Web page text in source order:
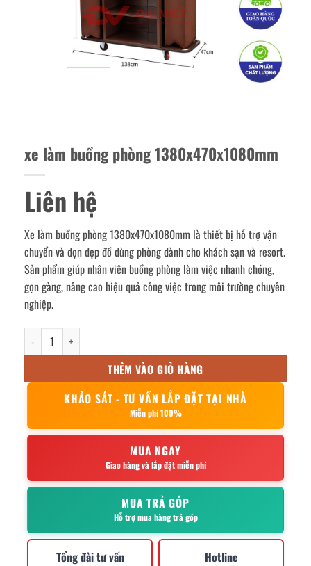
xe làm buồng phòng 1380x470x1080mm
Liên hệ
Xe làm buồng phòng 1380x470x1080mm là thiết bị hỗ trợ vận
chuyển và dọn dẹp đồ dùng phòng dành cho khách sạn và resort.
Sản phẩm giúp nhân viên buồng phòng làm việc nhanh chóng,
gọn gàng, nâng cao hiệu quả công việc trong môi trường chuyên
nghiệp.
xe làm buồng phòng 1380x470x1080mm số lượng
THÊM VÀO GIỎ HÀNG
KHẢO SÁT - TƯ VẤN LẮP ĐẶT TẠI NHÀ
Miễn phí 100%
MUA NGAY
Giao hàng và lắp đặt miễn phí
MUA TRẢ GÓP
Hỗ trợ mua hàng trả góp
Tổng đài tư vấn Hotline